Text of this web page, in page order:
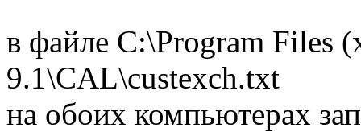
в файле C:\Program Files
9.1\CAL\custexch.txt
на обоих компьютерах